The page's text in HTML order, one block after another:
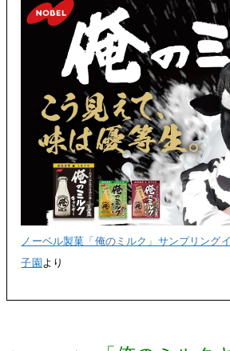
ノーベル製菓「俺のミルク」サンプリング
子園 より